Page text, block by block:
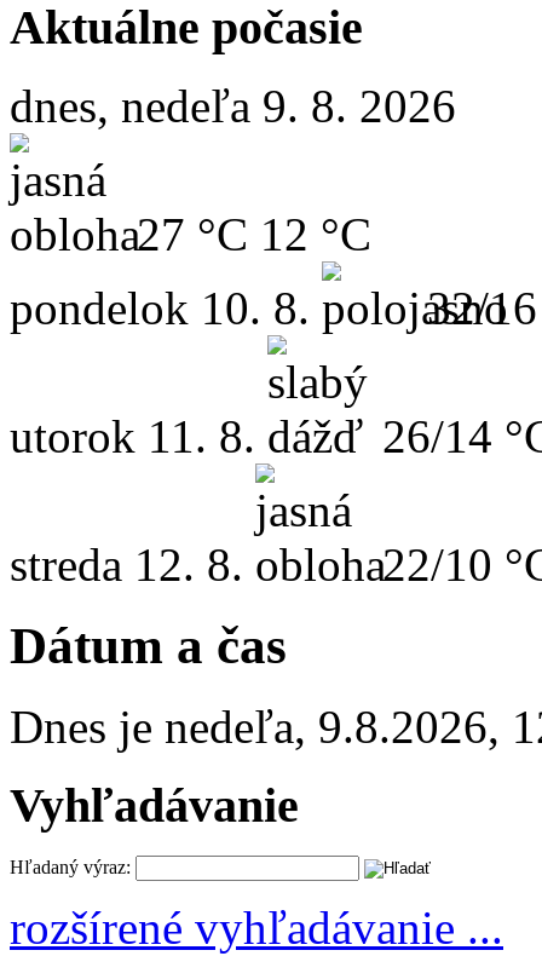
Aktuálne počasie
dnes, nedeľa 9. 8. 2026
27 °C 12 °C
pondelok 10. 8. 32/
utorok 11. 8. 26/14
streda 12. 8. 22/10
Dátum a čas
Dnes je nedeľa, 9.8.2026,
Vyhľadávanie
Hľadaný výraz:
rozšírené vyhľadávanie ...